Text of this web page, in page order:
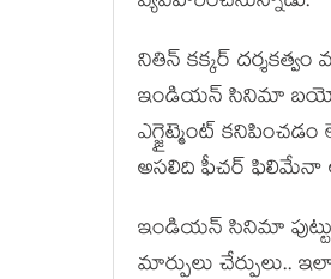
నితిన్ కక్కర్
ఇండియన్ సినిమా బయోపిక్
ఎగ్జైట్మెంట్
అసలిది ఫీచర్ ఫిలిమేనా
ఇండియన్ సినిమా
మార్పులు